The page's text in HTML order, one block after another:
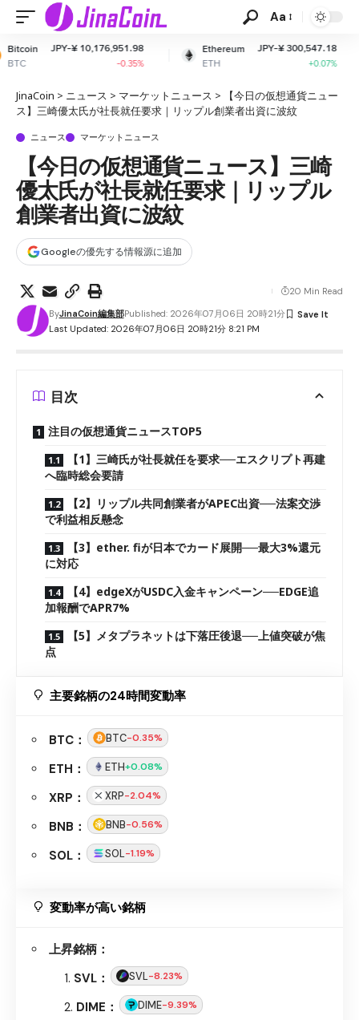
Aa
Ethereum
ETH
JPY-¥ 300,547.18
XRP
XRP
JinaCoin > ニュース > マーケットニュース >
【今日の仮想通貨ニュー
ス】三崎優太氏が社長就任要求｜リップル創業者出資に波紋
ニュース マーケットニュース
【今日の仮想通貨ニュース】三崎
優太氏が社長就任要求｜リップル
創業者出資に波紋
Googleの優先する情報源に追加
Last Updated: 2026年07月06日 20時21分 8:21 PM
ByJinaCoin編集部Published: 2026年07月06日 20時21分
20 Min Read
目次
注目の仮想通貨ニュースTOP5
【1】三崎氏が社長就任を要求──エスクリプト再建
へ臨時総会要請
【2】リップル共同創業者がAPEC出資──法案交渉
で利益相反懸念
【3】ether. fiが日本でカード展開──最大3%還元
に対応
【4】edgeXがUSDC入金キャンペーン──EDGE追
加報酬でAPR7%
【5】メタプラネットは下落圧後退──上値突破が焦
点
主要銘柄の24時間変動率
BTC： BTC-0.35%
ETH： ETH+0.08%
XRP： XRP-2.04%
BNB： BNB-0.56%
SOL： SOL-1.19%
変動率が高い銘柄
上昇銘柄：
SVL：
SVL-8.23%
DIME： DIME-9.39%